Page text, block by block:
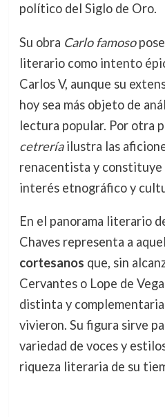
político del Siglo de Oro.
Su obra Carlo famoso
literario como intento
Carlos V, aunque su
hoy sea más objeto de
lectura popular. Por otra
cetreríailustra las
renacentista y constituye
interés etnográfico y
En el panorama literario
Chaves representa a
cortesanos que, sin
Cervantes o Lope de
distinta y
vivieron. Su figura sirve
variedad de voces y
riqueza literaria de su